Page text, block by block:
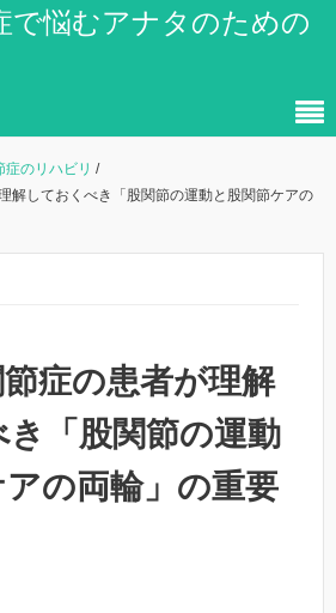
で悩むアナタのための
のリハビリ /
解しておくべき「股関節の運動と股関節ケアの
症の患者が理解
き「股関節の運動
アの両輪」の重要